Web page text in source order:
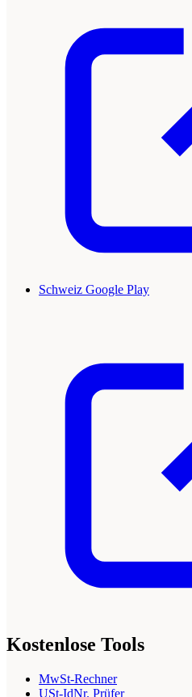
Schweiz Google Play
Kostenlose Tools
MwSt-Rechner
USt-IdNr. Prüfer